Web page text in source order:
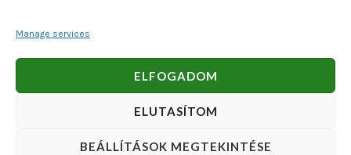
Manage services
ELFOGADOM
ELUTASÍTOM
BEÁLLÍTÁSOK MEGTEKINTÉSE
by Bakos Bálint E. V. (Halcsapda).